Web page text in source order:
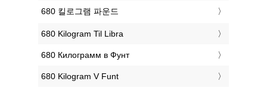
‎680 킬로그램 파운드
‎680 Kilogram Til Libra
‎680 Килограмм в Фунт
‎680 Kilogram V Funt